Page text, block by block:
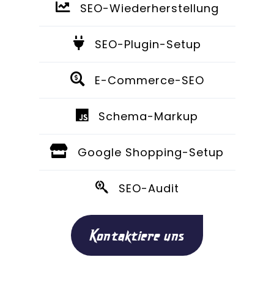
SEO-Wiederherstellung
SEO-Plugin-Setup
E-Commerce-SEO
Schema-Markup
Google Shopping-Setup
SEO-Audit
Kontaktiere uns